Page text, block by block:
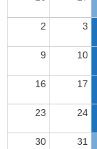
2 3
9 10
16 17
23 24
30 31